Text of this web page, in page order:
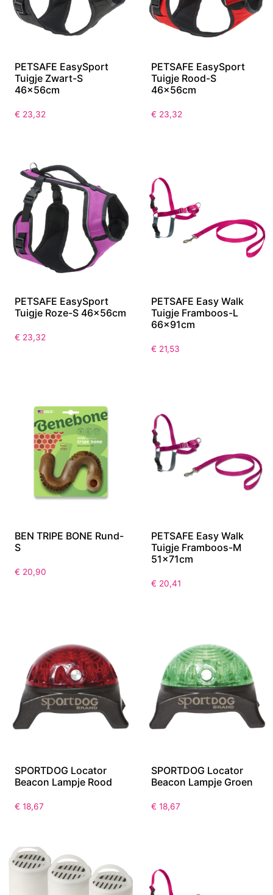
PETSAFE EasySport
Tuigje Zwart-S
46x56cm
€ 23,32
PETSAFE EasySport
Tuigje Rood-S
46x56cm
€ 23,32
PETSAFE EasySport
Tuigje Roze-S 46x56cm
€ 23,32
PETSAFE Easy Walk
Tuigje Framboos-L
66x91cm
€ 21,53
BEN TRIPE BONE Rund-
S
€ 20,90
PETSAFE Easy Walk
Tuigje Framboos-M
51x71cm
€ 20,41
SPORTDOG Locator
Beacon Lampje Rood
€ 18,67
SPORTDOG Locator
Beacon Lampje Groen
€ 18,67